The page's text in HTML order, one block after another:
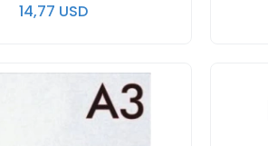
14,77 USD